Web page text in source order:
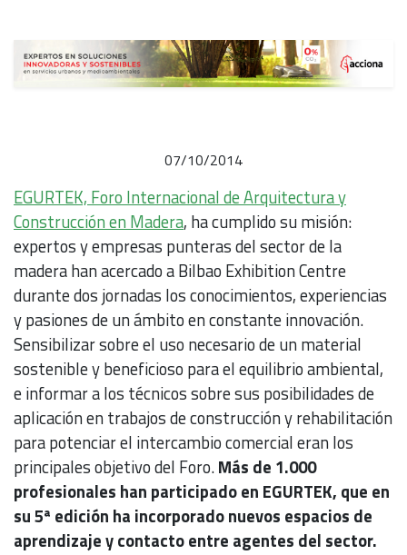
07/10/2014
EGURTEK, Foro Internacional de Arquitectura y
Construcción en Madera, ha cumplido su misión:
expertos y empresas punteras del sector de la
madera han acercado a Bilbao Exhibition Centre
durante dos jornadas los conocimientos, experiencias
y pasiones de un ámbito en constante innovación.
Sensibilizar sobre el uso necesario de un material
sostenible y beneficioso para el equilibrio ambiental,
e informar a los técnicos sobre sus posibilidades de
aplicación en trabajos de construcción y rehabilitación
para potenciar el intercambio comercial eran los
principales objetivo del Foro.Más de 1.000
profesionales han participado en EGURTEK, que en
su 5ª edición ha incorporado nuevos espacios de
aprendizaje y contacto entre agentes del sector.